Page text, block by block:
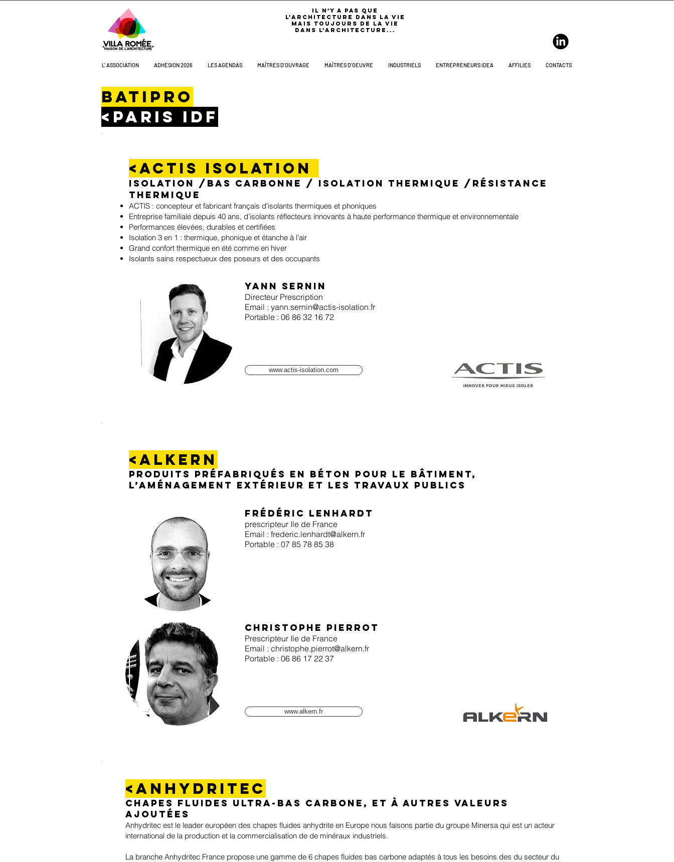
IL N’Y A PAS QUE
L’ARCHITECTURE DANS LA VIE
MAIS TOUJOURS DE LA VIE
DANS L’ARCHITECTURE...
L' ASSOCIATION ADHÉSION 2026 LES AGENDAS MAÎTRES D'OUVRAGE MAÎTRES D'OEUVRE INDUSTRIELS ENTREPRENEURS IDEA AFFILIES CONTACTS
batipro
<paris idf
<actis isolation
isolation /bas carbonne / Isolation thermique / Résistance
thermique
ACTIS : concepteur et fabricant français d’isolants thermiques et phoniques
Entreprise familiale depuis 40 ans, d’isolants réflecteurs innovants à haute performance thermique et environnementale
Performances élevées, durables et certifiées
Isolation 3 en 1 : thermique, phonique et étanche à l’air
Grand confort thermique en été comme en hiver
Isolants sains respectueux des poseurs et des occupants
YANN SERNIN
Directeur Prescription
Email : yann.sernin@actis-isolation.fr
Portable : 06 86 32 16 72
www.actis-isolation.com
<ALKERN
Produits Préfabriqués en béton pour le Bâtiment,
l’aménagement extérieur et les Travaux Publics
Frédéric Lenhardt
prescripteur Ile de France
Email : frederic.lenhardt@alkern.fr
Portable : 07 85 78 85 38
Christophe Pierrot
Prescripteur Ile de France
Email : christophe.pierrot@alkern.fr
Portable : 06 86 17 22 37
www.alkern.fr
<Anhydritec
Chapes fluides ultra-bas carbone, et à autres valeurs
ajoutées
Anhydritec est le leader européen des chapes fluides anhydrite en Europe nous faisons partie du groupe Minersa qui est un acteur
international de la production et la commercialisation de de minéraux industriels.
La branche Anhydritec France propose une gamme de 6 chapes fluides bas carbone adaptés à tous les besoins des du secteur du